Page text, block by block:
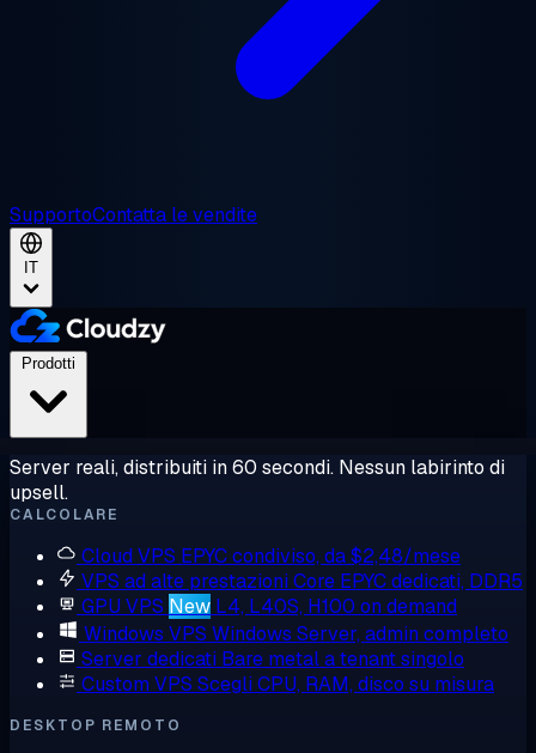
SupportoContatta le vendite
IT
Server reali, distribuiti in 60 secondi. Nessun labirinto di
upsell.
CALCOLARE
Cloud VPS EPYC condiviso, da $2,48/mese
VPS ad alte prestazioni Core EPYC dedicati, DDR5
GPU VPS New L4, L40S, H100 on demand
Windows VPS Windows Server, admin completo
Server dedicati Bare metal a tenant singolo
Custom VPS Scegli CPU, RAM, disco su misura
DESKTOP REMOTO